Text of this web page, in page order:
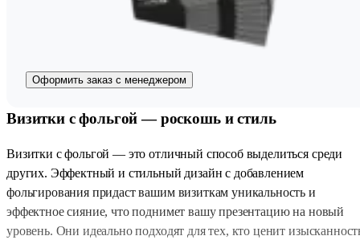
Оформить заказ с менеджером
Визитки с фольгой — роскошь и стиль
Визитки с фольгой — это отличный способ выделиться среди
других. Эффектный и стильный дизайн с добавлением
фольгирования придаст вашим визиткам уникальность и
эффектное сияние, что поднимет вашу презентацию на новый
уровень. Они идеально подходят для тех, кто ценит